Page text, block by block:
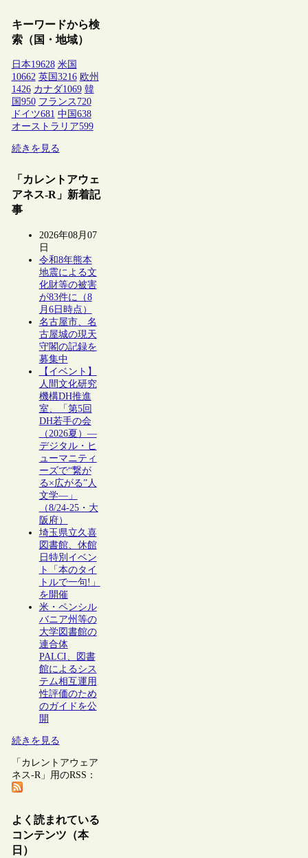
キーワードから検
索（国・地域）
日本19628 米国
10662 英国 3216 欧州
1426 カナダ1069 韓
国 950 フランス 720
ドイツ681 中国 638
オーストラリア599
続きを見る
「カレントアウェ
アネス-R」新着記
事
2026年08月07
日
令和8年熊本
地震による文
化財等の被害
が83件に（8
月6日時点）
名古屋市、名
古屋城の現天
守閣の記録を
募集中
【イベント】
人間文化研究
機構DH推進
室、「第5回
DH若手の会
（2026夏）―
デジタル・ヒ
ューマニティ
ーズで“繋が
る×広がる”人
文学―」
（8/24-25・大
阪府）
埼玉県立久喜
図書館、休館
日特別イベン
ト「本のタイ
トルで一句!」
を開催
米・ペンシル
バニア州等の
大学図書館の
連合体
PALCI、図書
館によるシス
テム相互運用
性評価のため
のガイドを公
開
続きを見る
「カレントアウェア
ネス-R」用のRSS：
よく読まれている
コンテンツ（本
日）